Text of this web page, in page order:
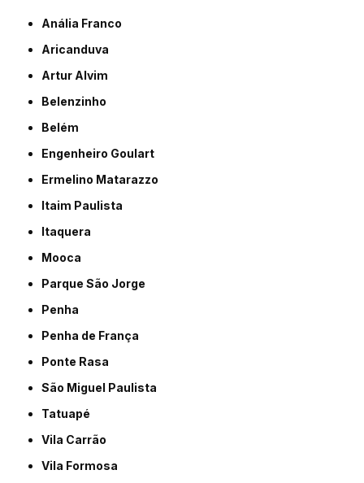
Anália Franco
Aricanduva
Artur Alvim
Belenzinho
Belém
Engenheiro Goulart
Ermelino Matarazzo
Itaim Paulista
Itaquera
Mooca
Parque São Jorge
Penha
Penha de França
Ponte Rasa
São Miguel Paulista
Tatuapé
Vila Carrão
Vila Formosa